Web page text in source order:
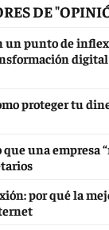
DE
un punto de
proteger tu
una empresa
por qué la